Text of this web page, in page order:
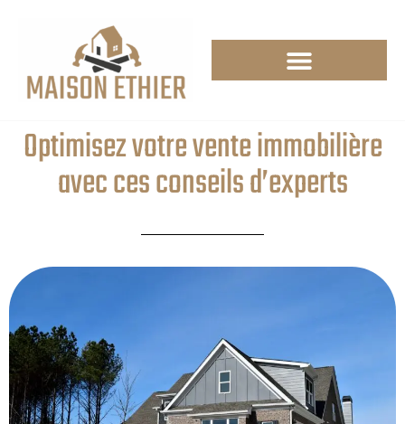
Optimisez votre vente immobilière
avec ces conseils d’experts